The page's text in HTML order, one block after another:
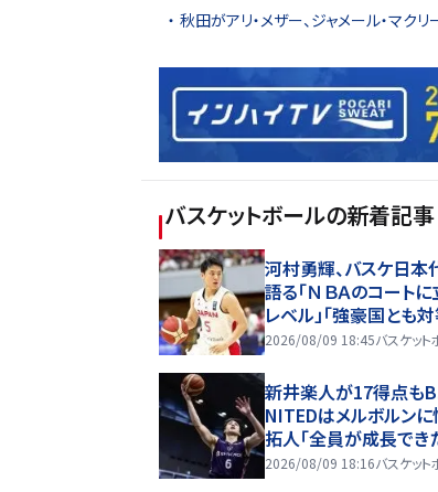
秋田がアリ・メザー、ジャメール・マ
バスケットボールの新着記事
河村勇輝、バスケ日
語る「ＮＢＡのコート
レベル」「強豪国とも
力はある」
2026/08/09 18:45バスケット
新井楽人が17得点も
NITEDはメルボルン
拓人「全員が成長でき
2026/08/09 18:16バスケット